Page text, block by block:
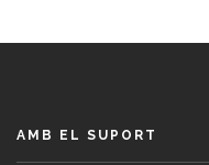
AMB EL SUPORT